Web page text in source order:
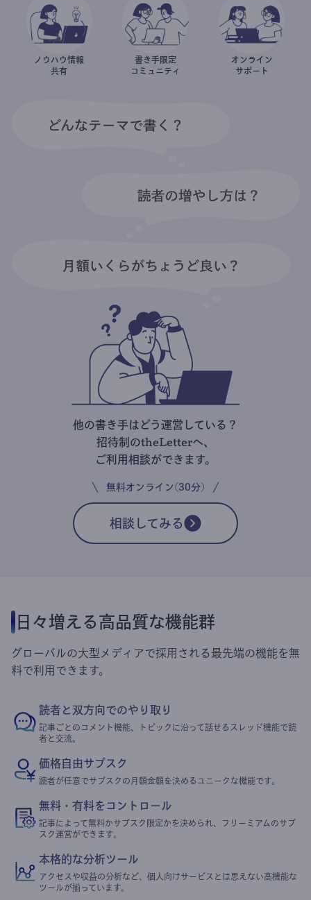
ノウハウ情報
共有
書き手限定
コミュニティ
オンライン
サポート
他の書き手はどう運営している？
招待制のtheLetterへ、
ご利用相談ができます。
無料オンライン(30分)
相談してみる
日々増える高品質な機能群
グローバルの大型メディアで採用される最先端の機能を無
料で利用できます。
読者と双方向でのやり取り
記事ごとのコメント機能、トピックに沿って話せるスレッド機能で読
者と交流。
価格自由サブスク
読者が任意でサブスクの月額金額を決めるユニークな機能です。
無料・有料をコントロール
記事によって無料かサブスク限定かを決められ、フリーミアムのサブ
スク運営ができます。
本格的な分析ツール
アクセスや収益の分析など、個人向けサービスとは思えない高機能な
ツールが揃っています。